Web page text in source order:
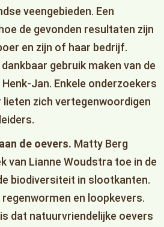
veengebieden. Een
de gevonden resultaten zijn
en zijn of haar bedrijf.
gebruik maken van de
Henk-Jan. Enkele onderzoekers
zich vertegenwoordigen
de oevers. Matty Berg
van Lianne Woudstra toe in de
biodiversiteit in slootkanten.
en loopkevers.
dat natuurvriendelijke oevers